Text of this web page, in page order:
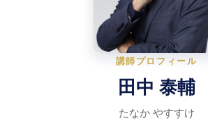
講師プロフィール
田中 泰輔
たなか やすすけ